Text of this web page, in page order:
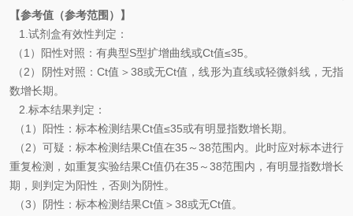
【参考值（参考范围）】
1. 试剂盒有效性判定：
（1 ）阳性对照：有典型S型扩增曲线或Ct值≤35。
（2）阴性对照：Ct值＞ 38或无Ct值，线形为直线或轻微斜线，无指
数增长期。
2. 标本结果判定：
（1 ） 阳性：标本检测结果Ct值≤35或有明显指数增长期。
（2）可疑： 标本检测结果Ct值在35 ～38范围内。此时应对标本进行
重复检测，如重复实验结果Ct值仍在35 ～38范围内，有明显指数增长
期，则判定为阳性，否则为阴性。
（3）阴性：标本检测结果Ct值＞ 38或无Ct值。